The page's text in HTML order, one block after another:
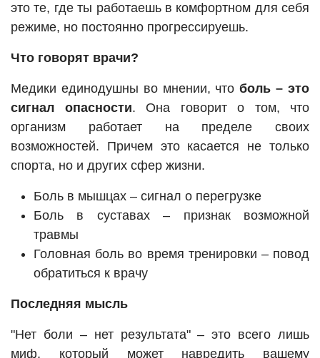
это те, где ты работаешь в комфортном для себя
режиме, но постоянно прогрессируешь.
Что говорят врачи?
Медики единодушны во мнении, чтоболь – это
сигнал опасности. Она говорит о том, что
организм работает на пределе своих
возможностей. Причем это касается не только
спорта, но и других сфер жизни.
Боль в мышцах – сигнал о перегрузке
Боль в суставах – признак возможной
травмы
Головная боль во время тренировки – повод
обратиться к врачу
Последняя мысль
"Нет боли – нет результата" – это всего лишь
миф, который может навредить вашему